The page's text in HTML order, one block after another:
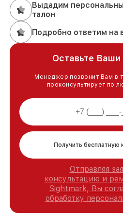
Выдадим
талон
Подробно ответим на
Оставьте Ваши
Менеджер позвонит Вам в
проконсультирует по
Получить бесплатную
Отправляя
консультацию и
Sightmark, Вы
обработку